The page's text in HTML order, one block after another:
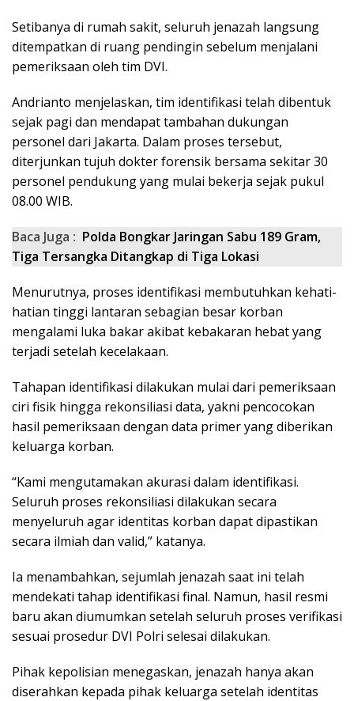
Setibanya di rumah sakit, seluruh jenazah langsung
ditempatkan di ruang pendingin sebelum menjalani
pemeriksaan oleh tim DVI.
Andrianto menjelaskan, tim identifikasi telah dibentuk
sejak pagi dan mendapat tambahan dukungan
personel dari Jakarta. Dalam proses tersebut,
diterjunkan tujuh dokter forensik bersama sekitar 30
personel pendukung yang mulai bekerja sejak pukul
08.00 WIB.
Baca Juga : Polda Bongkar Jaringan Sabu 189 Gram,
Tiga Tersangka Ditangkap di Tiga Lokasi
Menurutnya, proses identifikasi membutuhkan kehati-
hatian tinggi lantaran sebagian besar korban
mengalami luka bakar akibat kebakaran hebat yang
terjadi setelah kecelakaan.
Tahapan identifikasi dilakukan mulai dari pemeriksaan
ciri fisik hingga rekonsiliasi data, yakni pencocokan
hasil pemeriksaan dengan data primer yang diberikan
keluarga korban.
“Kami mengutamakan akurasi dalam identifikasi.
Seluruh proses rekonsiliasi dilakukan secara
menyeluruh agar identitas korban dapat dipastikan
secara ilmiah dan valid,” katanya.
Ia menambahkan, sejumlah jenazah saat ini telah
mendekati tahap identifikasi final. Namun, hasil resmi
baru akan diumumkan setelah seluruh proses verifikasi
sesuai prosedur DVI Polri selesai dilakukan.
Pihak kepolisian menegaskan, jenazah hanya akan
diserahkan kepada pihak keluarga setelah identitas